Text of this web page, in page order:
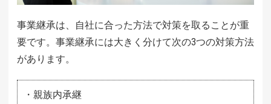
事業継承は、自社に合った方法で対策を取ることが重
要です。事業継承には大きく分けて次の3つの対策方法
があります。
・親族内承継